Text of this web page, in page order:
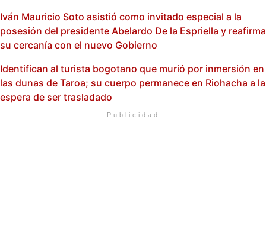
Iván Mauricio Soto asistió como invitado especial a la
posesión del presidente Abelardo De la Espriella y reafirma
su cercanía con el nuevo Gobierno
Identifican al turista bogotano que murió por inmersión en
las dunas de Taroa; su cuerpo permanece en Riohacha a la
espera de ser trasladado
Publicidad